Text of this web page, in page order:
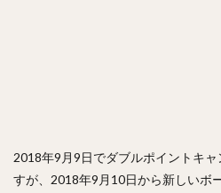
2018年9月9日でダブルポイントキ
すが、2018年9月10日から新しいボ